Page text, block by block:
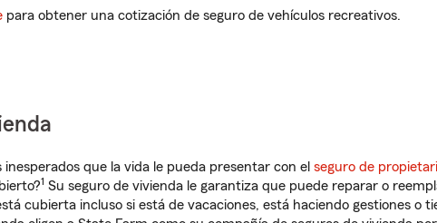
para obtener una cotización de seguro de vehículos recreativos.
que la vida le pueda presentar con el seguro de
1 Su seguro de vivienda le garantiza que puede reparar o
cubierta incluso si está de vacaciones, está haciendo gestiones o